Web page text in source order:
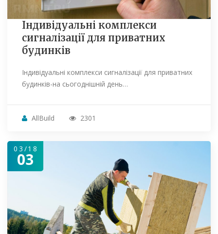
Індивідуальні комплекси
сигналізації для приватних
будинків
Індивідуальні комплекси сигналізації для приватних
будинків-на сьогоднішній день…
AllBuild 2301
03/18
03